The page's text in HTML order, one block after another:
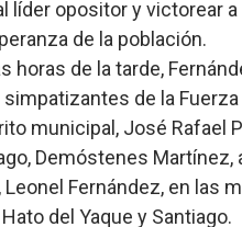
líder opositor y victorear a
de la población.
horas de la tarde,
de la Fuerza
municipal, José Rafael
Demóstenes Martínez,
Fernández, en las
del Yaque y Santiago.